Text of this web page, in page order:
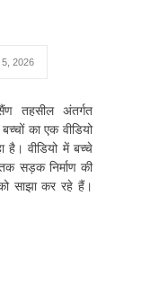
2026
तहसील अंतर्गत
का एक वीडियो
है। वीडियो में बच्चे
सड़क निर्माण की
साझा कर रहे हैं।